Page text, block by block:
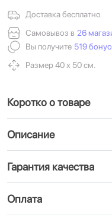
Доставка бесплатно
Самовывоз в 26
Вы получите 519
Размер 40 х 50 см.
Коротко о товаре
Описание
Гарантия качества
Оплата